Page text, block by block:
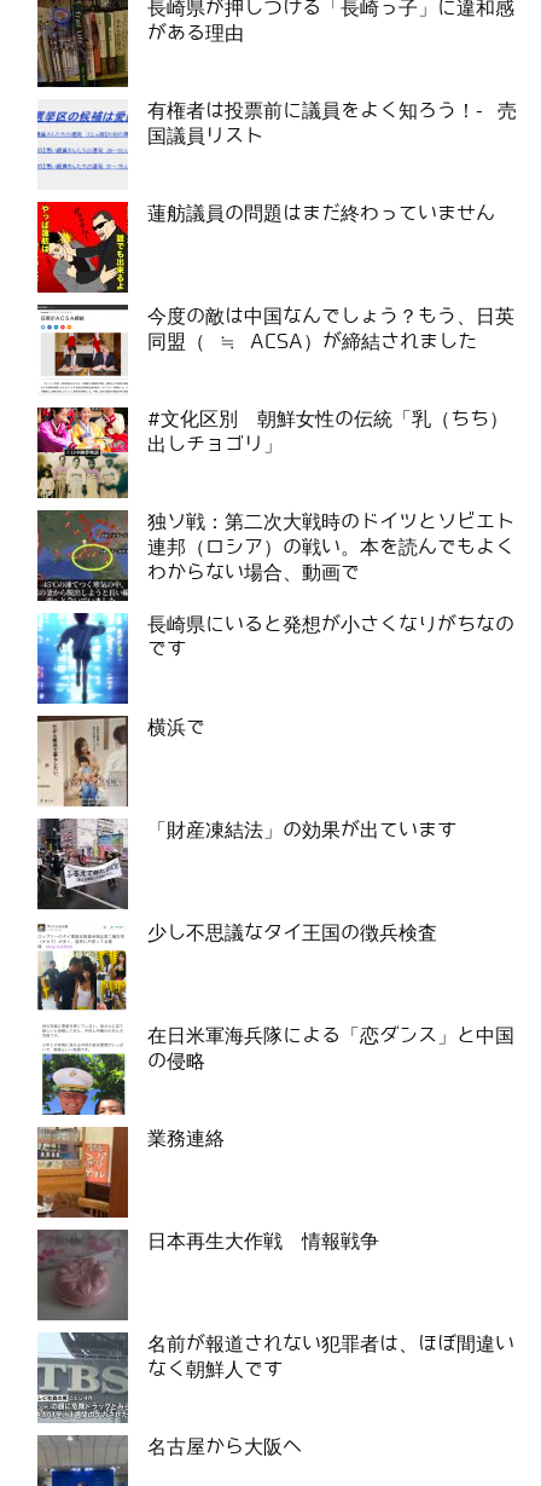
長崎県が押しつける「長崎っ子」に違和感
がある理由
有権者は投票前に議員をよく知ろう！- 売
国議員リスト
蓮舫議員の問題はまだ終わっていません
今度の敵は中国なんでしょう？もう、日英
同盟（ ≒ ACSA）が締結されました
#文化区別 朝鮮女性の伝統「乳（ちち）
出しチョゴリ」
独ソ戦：第二次大戦時のドイツとソビエト
連邦（ロシア）の戦い。本を読んでもよく
わからない場合、動画で
長崎県にいると発想が小さくなりがちなの
です
横浜で
「財産凍結法」の効果が出ています
少し不思議なタイ王国の徴兵検査
在日米軍海兵隊による「恋ダンス」と中国
の侵略
業務連絡
日本再生大作戦 情報戦争
名前が報道されない犯罪者は、ほぼ間違い
なく朝鮮人です
名古屋から大阪へ